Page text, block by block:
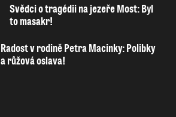
Svědci o tragédii na jezeře Most: Byl
to masakr!
Radost v rodině Petra Macinky: Polibky
a růžová oslava!